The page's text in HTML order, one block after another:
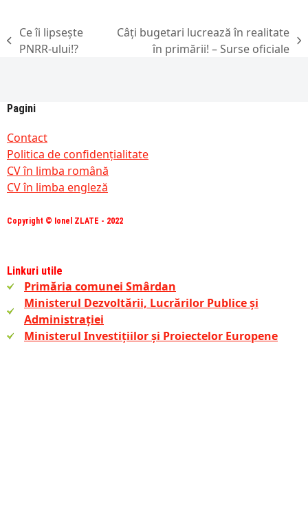
previous
Ce îi lipsește
PNRR-ului!?
Câți bugetari lucrează în realitate
în primării! – Surse oficiale
Pagini
Contact
Politica de confidențialitate
CV în limba română
CV în limba engleză
Copyright © Ionel ZLATE - 2022
Linkuri utile
Primăria comunei Smârdan
Ministerul Dezvoltării, Lucrărilor Publice și
Administrației
Ministerul Investițiilor și Proiectelor Europene